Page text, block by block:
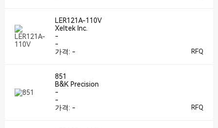
LER121A-110V
Xeltek Inc.
-
-
가격: - RFQ
851
B&K Precision
-
-
가격: - RFQ